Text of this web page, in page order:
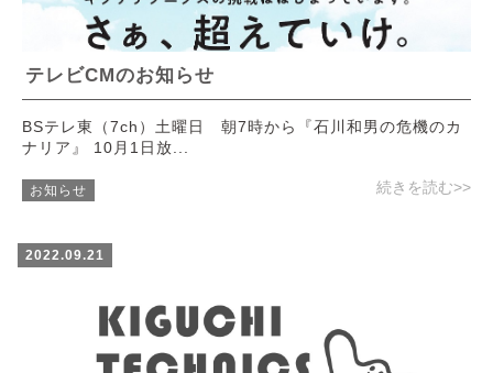
テレビCMのお知らせ
BSテレ東（7ch）土曜日 朝7時から『石川和男の危機のカ
ナリア』 10月1日放...
お知らせ 続きを読む>>
2022.09.21